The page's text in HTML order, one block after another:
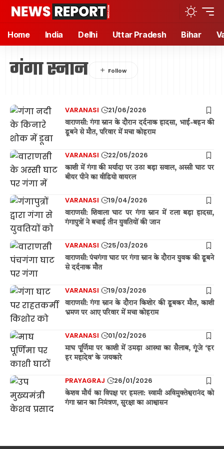
Home India Delhi Uttar Pradesh Bihar
गंगा स्नान
VARANASI 21/06/2026
वाराणसी: गंगा स्नान के दौरान दर्दनाक हादसा, भाई-बहन की
डूबने से मौत, परिवार में मचा कोहराम
VARANASI 22/05/2026
काशी में गंगा की मर्यादा पर उठा बड़ा सवाल, अस्सी घाट पर
बीयर पीने का वीडियो वायरल
VARANASI 19/04/2026
वाराणसी: शिवाला घाट पर गंगा स्नान में टला बड़ा हादसा,
गंगापुत्रों ने बचाई तीन युवतियों की जान
VARANASI 25/03/2026
वाराणसी: पंचगंगा घाट पर गंगा स्नान के दौरान युवक की डूबने
से दर्दनाक मौत
VARANASI 19/03/2026
वाराणसी: गंगा स्नान के दौरान किशोर की डूबकर मौत, काशी
भ्रमण पर आए परिवार में मचा कोहराम
VARANASI 01/02/2026
माघ पूर्णिमा पर काशी में उमड़ा आस्था का सैलाब, गूंजे ‘हर
हर महादेव’ के जयकारे
PRAYAGRAJ 26/01/2026
केशव मौर्य का विपक्ष पर हमला: स्वामी अविमुक्तेश्वरानंद को
गंगा स्नान का निमंत्रण, सुरक्षा का आश्वासन